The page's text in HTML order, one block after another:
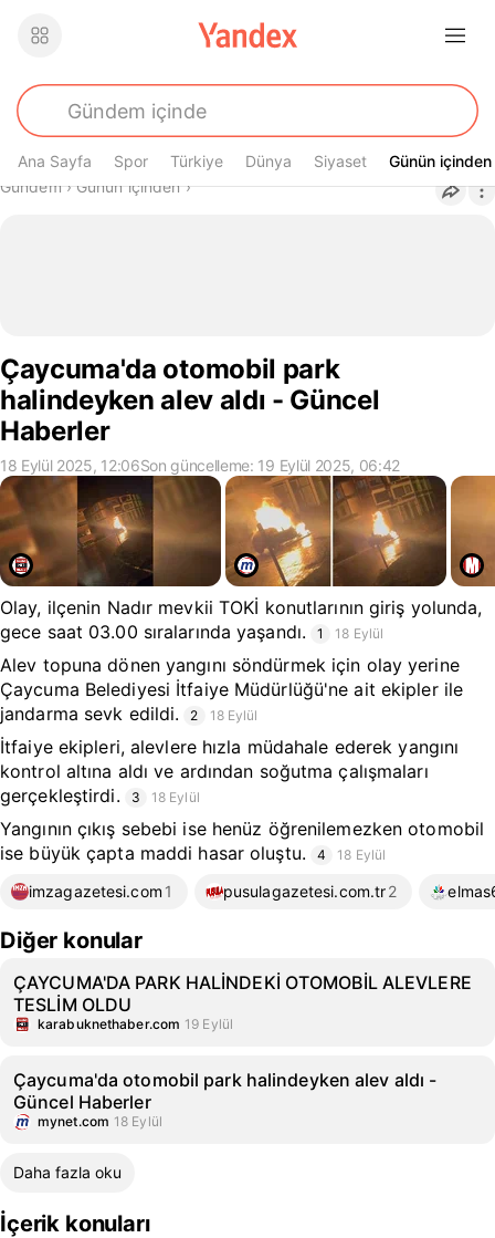
Ana Sayfa Spor Türkiye Dünya Siyaset Günün içinden
Günün içinden
Buradasın
Gündem› Günün içinden›
Çaycuma'da otomobil park
halindeyken alev aldı - Güncel
Haberler
18 Eylül 2025, 12:06Son güncelleme: 19 Eylül 2025, 06:42
Olay, ilçenin Nadır mevkii TOKİ konutlarının giriş yolunda,
gece saat 03.00 sıralarında yaşandı.
1 18 Eylül
Alev topuna dönen yangını söndürmek için olay yerine
Çaycuma Belediyesi İtfaiye Müdürlüğü'ne ait ekipler ile
jandarma sevk edildi.
2 18 Eylül
İtfaiye ekipleri, alevlere hızla müdahale ederek yangını
kontrol altına aldı ve ardından soğutma çalışmaları
gerçekleştirdi.
3 18 Eylül
Yangının çıkış sebebi ise henüz öğrenilemezken otomobil
ise büyük çapta maddi hasar oluştu.
4 18 Eylül
imzagazetesi.com 1 pusulagazetesi.com.tr2
Diğer konular
ÇAYCUMA'DA PARK HALİNDEKİ OTOMOBİL ALEVLERE
TESLİM OLDU
karabuknethaber.com 19 Eylül
Çaycuma'da otomobil park halindeyken alev aldı -
Güncel Haberler
mynet.com 18 Eylül
Daha fazla oku
İçerik konuları